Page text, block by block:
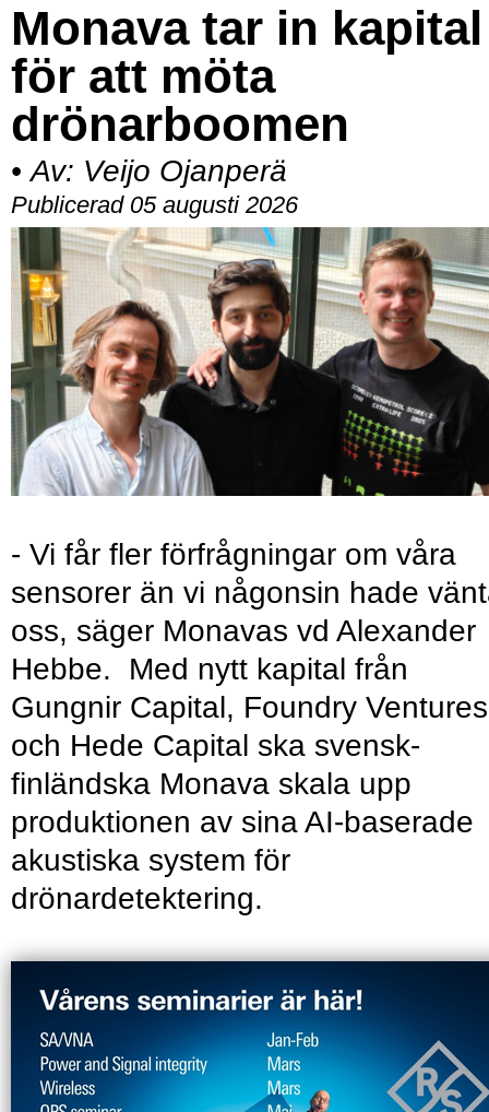
Monava tar in kapital
för att möta
drönarboomen
• Av: Veijo Ojanperä
Publicerad 05 augusti 2026
- Vi får fler förfrågningar om våra
sensorer än vi någonsin hade
oss, säger Monavas vd Alexander
Hebbe. Med nytt kapital från
Gungnir Capital, Foundry Ventures
och Hede Capital ska svensk-
finländska Monava skala upp
produktionen av sina AI-baserade
akustiska system för
drönardetektering.